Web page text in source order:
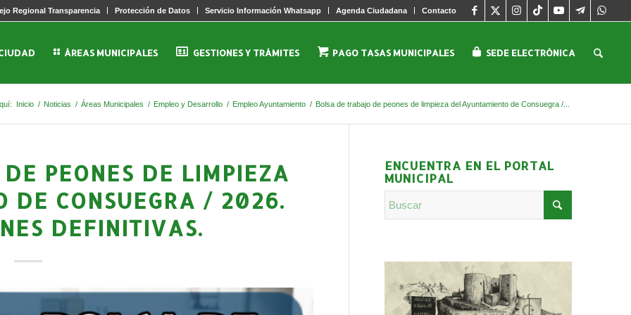
Regional Transparencia Protección de Datos Servicio Información Whatsapp Agenda Ciudadana Contacto
ÁREAS MUNICIPALES GESTIONES Y TRÁMITES PAGO TASAS MUNICIPALES SEDE ELECTRÓNICA
Inicio / Noticias / Áreas Municipales / Empleo y Desarrollo / Empleo Ayuntamiento / Bolsa de trabajo de peones de limpieza del Ayuntamiento de Consuegra /...
PEONES DE LIMPIEZA
DE CONSUEGRA / 2026.
DEFINITIVAS.
ENCUENTRA EN EL PORTAL
MUNICIPAL